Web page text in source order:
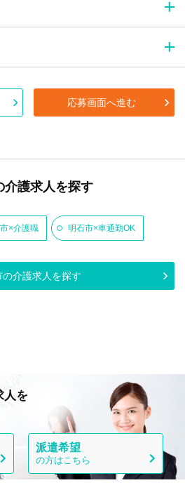
応募画面へ進む
介護求人を探す
×介護職 明石市×車通勤OK
の介護求人を探す
人を
派遣希望
の方はこちら